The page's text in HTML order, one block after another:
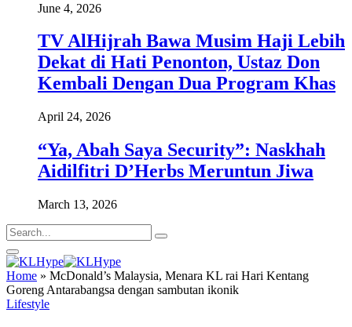
June 4, 2026
TV AlHijrah Bawa Musim Haji Lebih
Dekat di Hati Penonton, Ustaz Don
Kembali Dengan Dua Program Khas
April 24, 2026
“Ya, Abah Saya Security”: Naskhah
Aidilfitri D’Herbs Meruntun Jiwa
March 13, 2026
Home » McDonald’s Malaysia, Menara KL rai Hari Kentang
Goreng Antarabangsa dengan sambutan ikonik
Lifestyle